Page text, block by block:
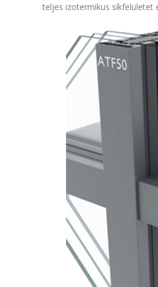
teljes izotermikus síkfelületet